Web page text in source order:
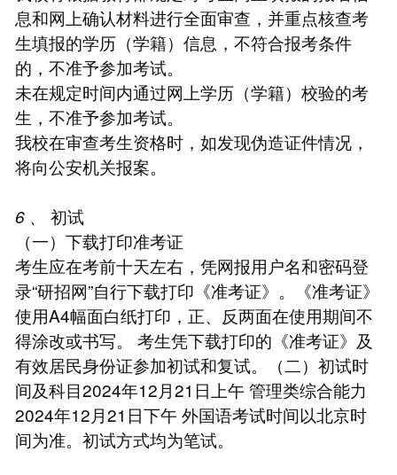
息和网上确认材料进行全面审查，并重点核查考
生填报的学历（学籍）信息，不符合报考条件
的，不准予参加考试。
未在规定时间内通过网上学历（学籍）校验的考
生，不准予参加考试。
我校在审查考生资格时，如发现伪造证件情况，
将向公安机关报案。
6 、
初试
（一）下载打印准考证
考生应在考前十天左右，凭网报用户名和密码登
录“研招网”自行下载打印《准考证》。《准考证》
使用A4幅面白纸打印，正、反两面在使用期间不
得涂改或书写。 考生凭下载打印的《准考证》及
有效居民身份证参加初试和复试。（二）初试时
间及科目2024年12月21日上午 管理类综合能力
2024年12月21日下午 外国语考试时间以北京时
间为准。初试方式均为笔试。